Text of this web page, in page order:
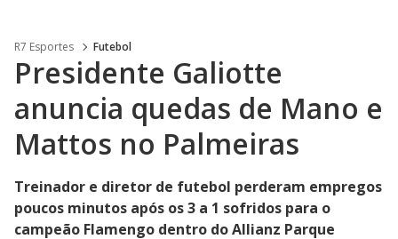
R7 Esportes Futebol
Presidente Galiotte
anuncia quedas de Mano e
Mattos no Palmeiras
Treinador e diretor de futebol perderam empregos
poucos minutos após os 3 a 1 sofridos para o
campeão Flamengo dentro do Allianz Parque